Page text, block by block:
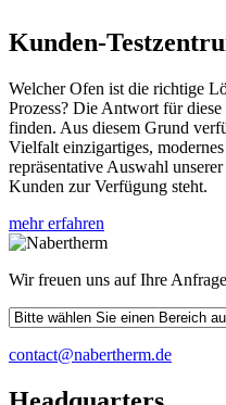
Kunden-
Welcher Ofen ist die richtige
Prozess? Die Antwort für
finden. Aus diesem Grund
Vielfalt einzigartiges,
repräsentative Auswahl
Kunden zur Verfügung steht.
mehr erfahren
Wir freuen uns auf Ihre
contact@nabertherm.de